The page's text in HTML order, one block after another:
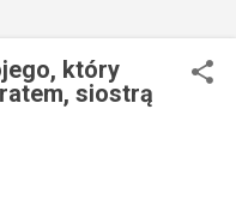
który
siostrą